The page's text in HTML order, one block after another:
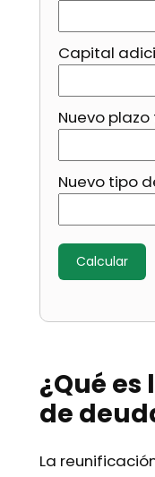
Capital
Nuevo
Nuevo tipo
Calcular
¿Qué
de
La